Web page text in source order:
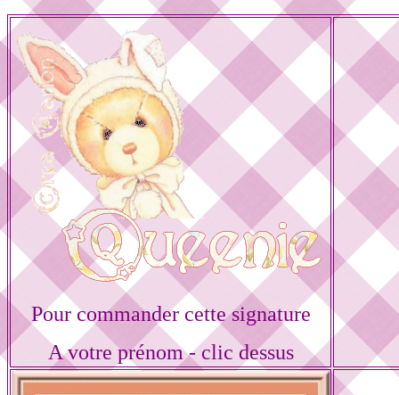
Pour commander cette signature
A votre prénom - clic dessus